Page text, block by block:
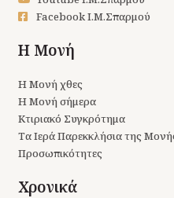
Facebook Ι.Μ.Σπαρμού
Η Μονή
Η Μονή χθες
Η Μονή σήμερα
Κτιριακό Συγκρότημα
Τα Ιερά Παρεκκλήσια της
Προσωπικότητες
Χρονικά